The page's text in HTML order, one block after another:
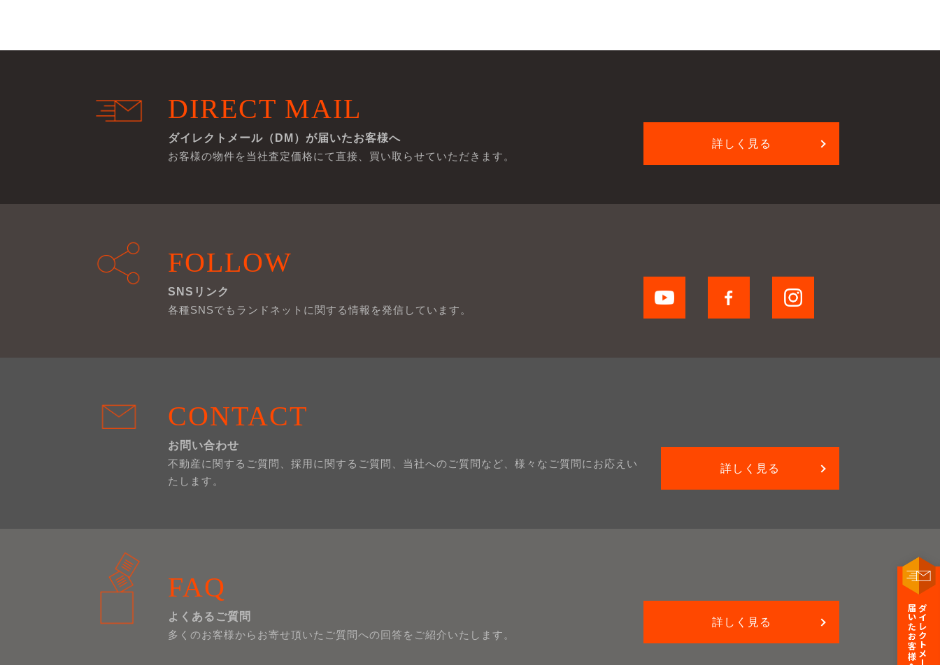
DIRECT MAIL
ダイレクトメール（DM）が届いたお客様へ
お客様の物件を当社査定価格にて直接、買い取らせていただきます。
詳しく見る
FOLLOW
SNSリンク
各種SNSでもランドネットに関する情報を発信しています。
CONTACT
お問い合わせ
不動産に関するご質問、採用に関するご質問、当社へのご質問など、様々なご質問にお応えい
たします。
詳しく見る
FAQ
よくあるご質問
多くのお客様からお寄せ頂いたご質問への回答をご紹介いたします。
詳しく見る